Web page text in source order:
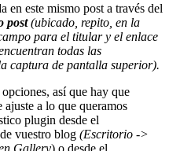
en este mismo post a través del
post(ubicado, repito, en la
para el titular y el enlace
todas las
captura de pantalla superior).
así que hay que
ajuste a lo que queramos
plugin desde el
de vuestro blog (Escritorio ->
Gallery) o desde el